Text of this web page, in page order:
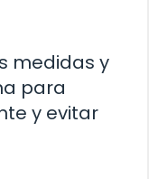
medidas y
para
y evitar